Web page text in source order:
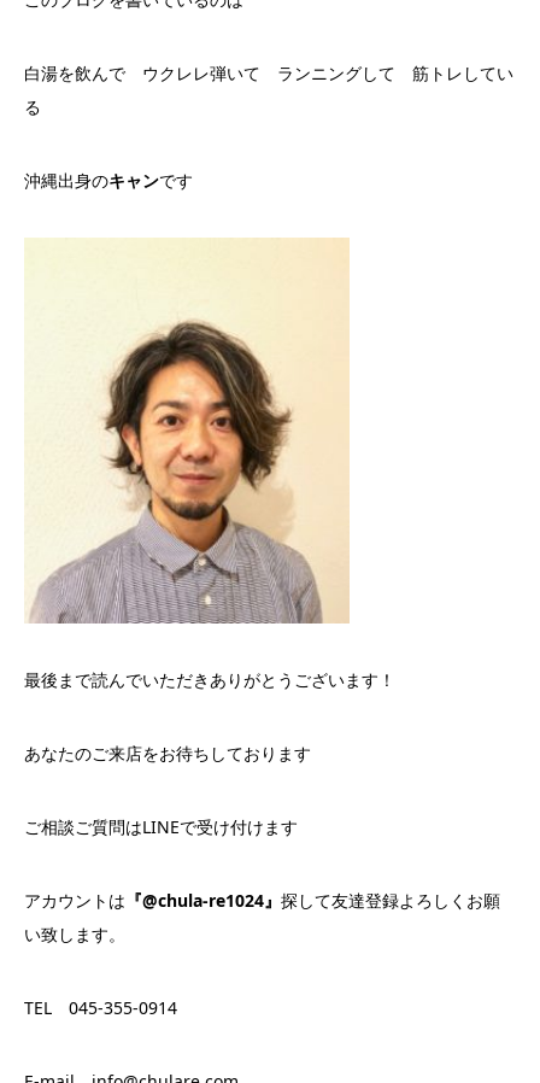
白湯を飲んで ウクレレ弾いて ランニングして 筋トレしてい
る
沖縄出身のキャンです
最後まで読んでいただきありがとうございます！
あなたのご来店をお待ちしております
ご相談ご質問はLINEで受け付けます
アカウントは 『@chula-re1024』 探して友達登録よろしくお願
い致します。
TEL 045-355-0914